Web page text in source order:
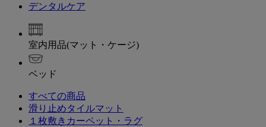
デンタルケア
室内用品(マット・ケージ)
ベッド
すべての商品
滑り止めタイルマット
１枚敷きカーペット・ラグ